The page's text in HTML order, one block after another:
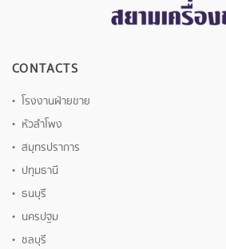
CONTACTS
โรงงานฝ่ายขาย
หัวลำโพง
สมุทรปราการ
ปทุมธานี
ธนบุรี
นครปฐม
ชลบุรี